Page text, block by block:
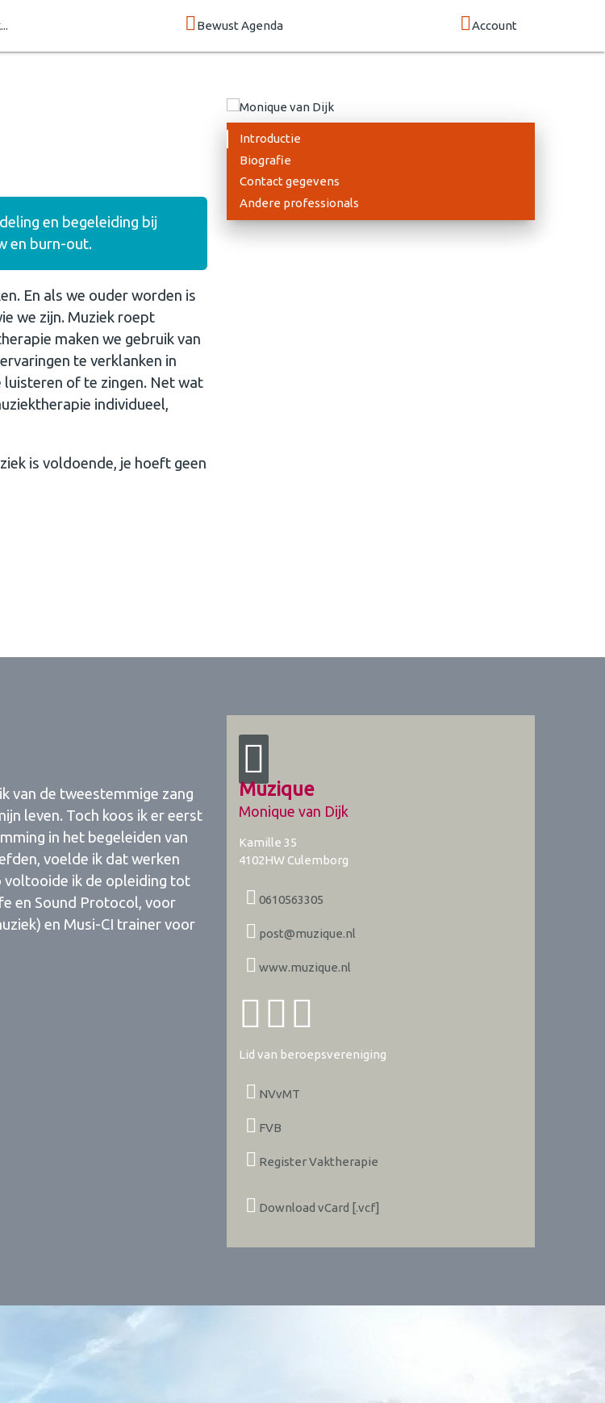
Bewust Agenda Account
en begeleiding bij
en burn-out.
En als we ouder worden is
we zijn. Muziek roept
maken we gebruik van
te verklanken in
of te zingen. Net wat
individueel,
is voldoende, je hoeft geen
Introductie
Biografie
Contact gegevens
Andere professionals
van de tweestemmige zang
leven. Toch koos ik er eerst
in het begeleiden van
voelde ik dat werken
voltooide ik de opleiding tot
en Sound Protocol, voor
en Musi-CI trainer voor
Muzique
Monique van Dijk
Kamille 35
4102HW Culemborg
0610563305
post@muzique.nl
www.muzique.nl
Lid van beroepsvereniging
NVvMT
FVB
Register Vaktherapie
Download vCard [.vcf]